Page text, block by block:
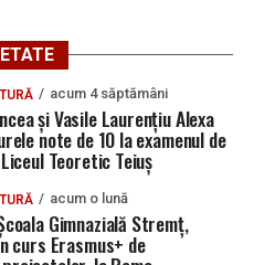
acum 4 săptămâni
și Vasile Laurențiu Alexa
note de 10 la examenul de
Teoretic Teiuș
acum o lună
Gimnazială Stremț,
curs Erasmus+ de